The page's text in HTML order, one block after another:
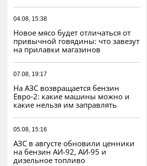
04.08, 15:38
Новое мясо будет отличаться от
привычной говядины: что завезут
на прилавки магазинов
07.08, 19:17
На АЗС возвращается бензин
Евро‑2: какие машины можно и
какие нельзя им заправлять
05.08, 15:16
АЗС в августе обновили ценники
на бензин АИ-92, АИ-95 и
дизельное топливо